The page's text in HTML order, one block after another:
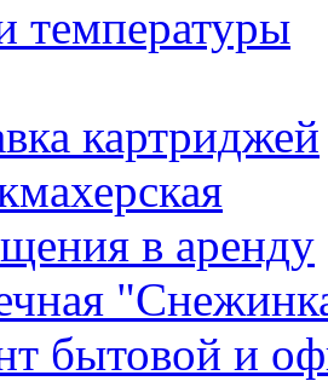
температуры
картриджей
в аренду
бытовой и